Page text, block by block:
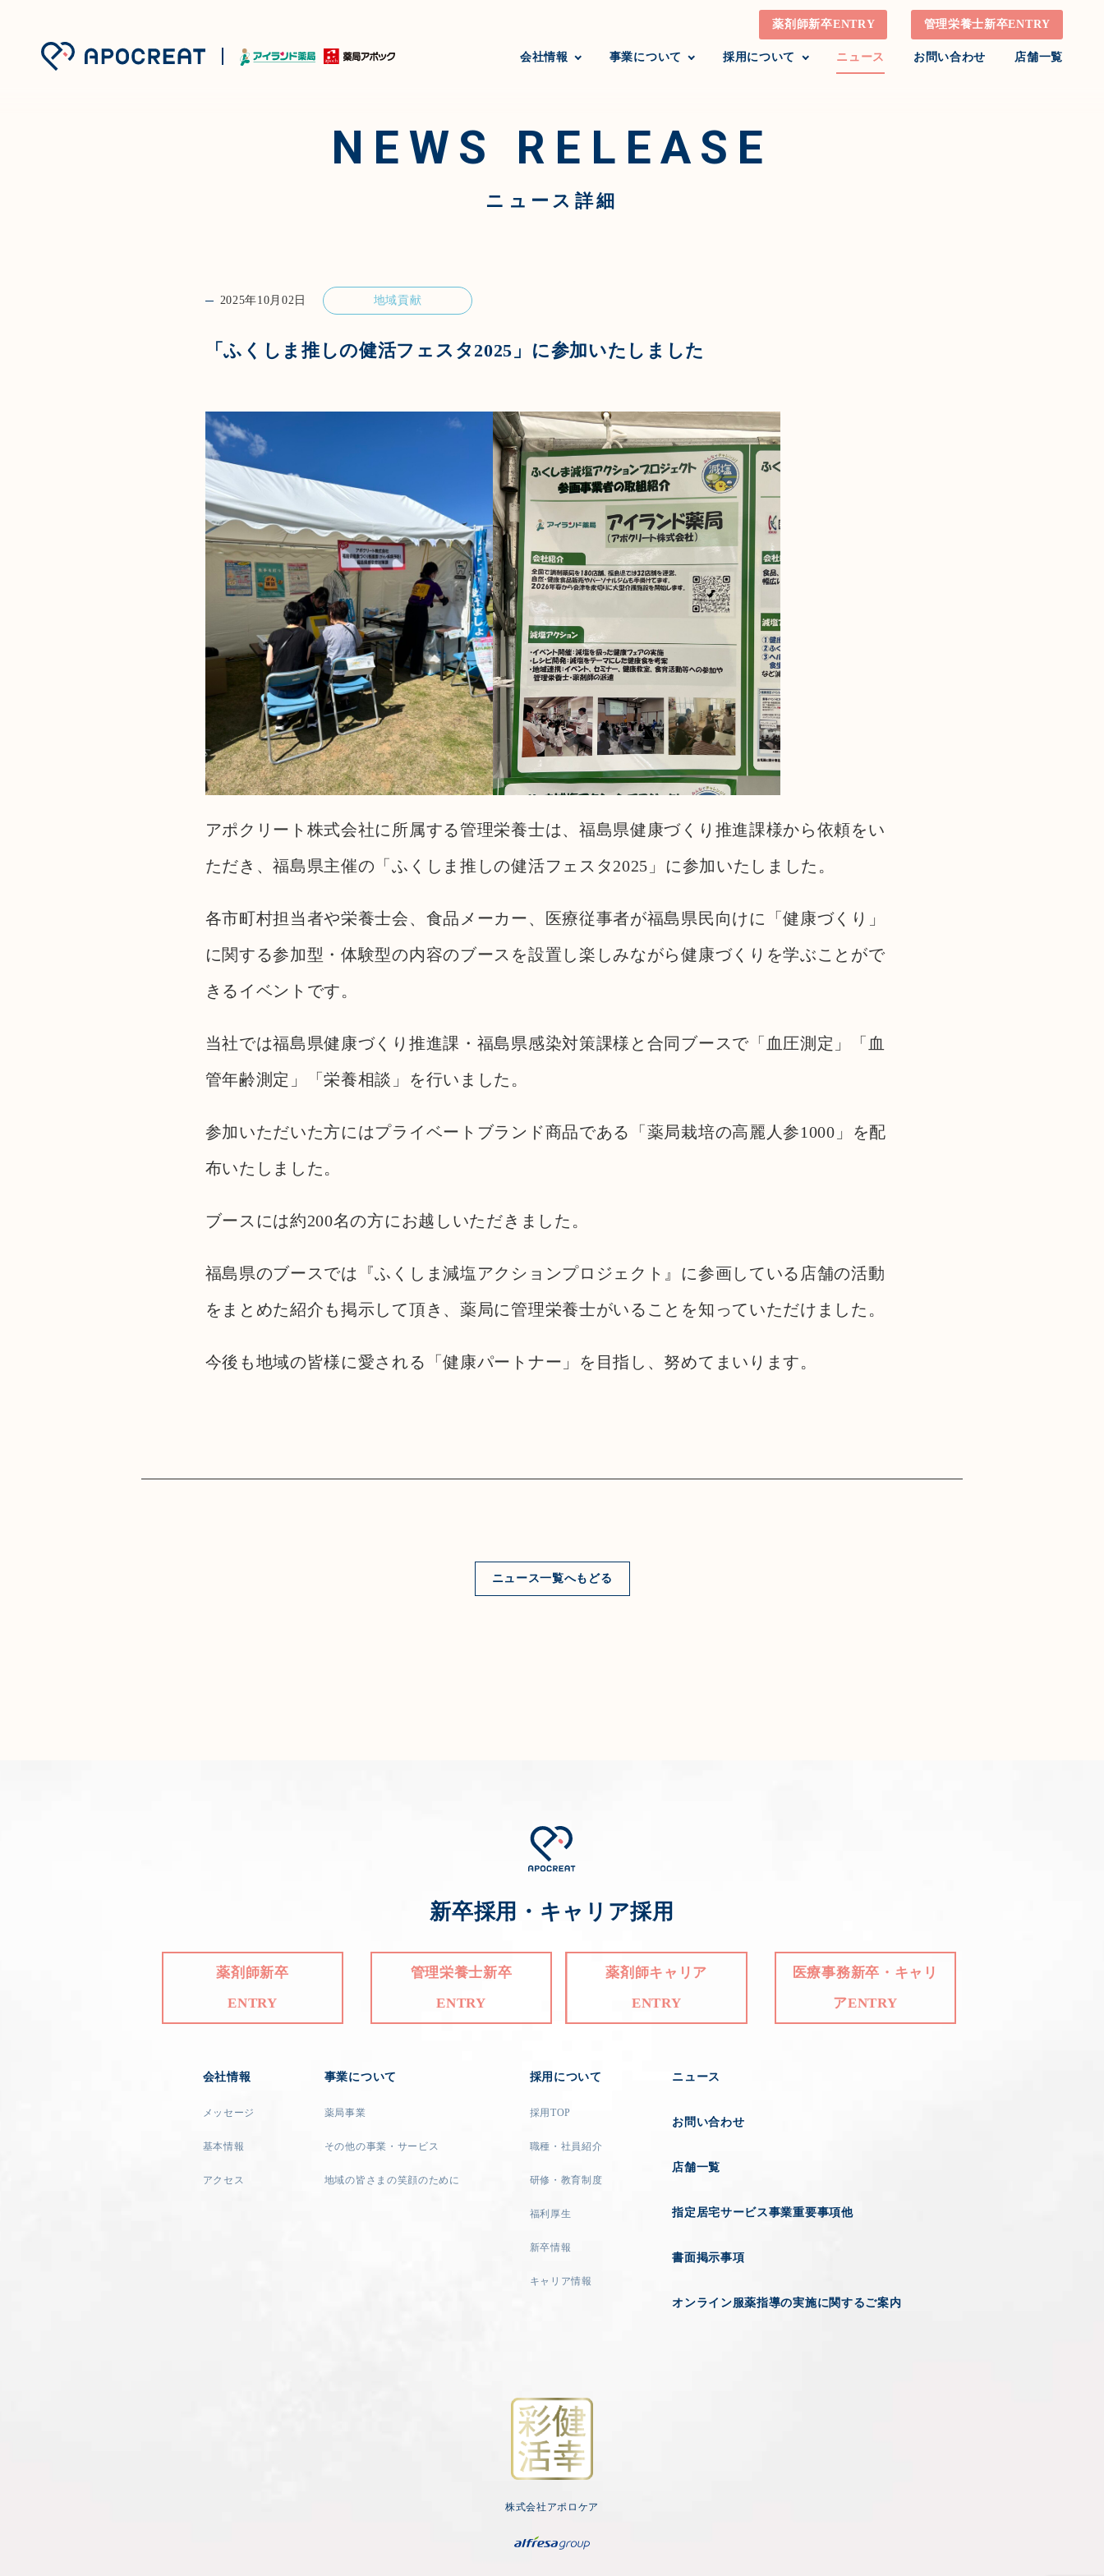
会社情報 事業について 採用について ニュース お問い合わせ 店舗一覧
薬剤師新卒ENTRY 管理栄養士新卒ENTRY
NEWS RELEASE
ニュース詳細
2025年10月02日 地域貢献
「ふくしま推しの健活フェスタ2025」に参加いたしました
アポクリート株式会社に所属する管理栄養士は、福島県健康づくり推進課様から依頼をい
ただき、福島県主催の「ふくしま推しの健活フェスタ2025」に参加いたしました。
各市町村担当者や栄養士会、食品メーカー、医療従事者が福島県民向けに「健康づくり」
に関する参加型・体験型の内容のブースを設置し楽しみながら健康づくりを学ぶことがで
きるイベントです。
当社では福島県健康づくり推進課・福島県感染対策課様と合同ブースで「血圧測定」「血
管年齢測定」「栄養相談」を行いました。
参加いただいた方にはプライベートブランド商品である「薬局栽培の高麗人参1000」を配
布いたしました。
ブースには約200名の方にお越しいただきました。
福島県のブースでは『ふくしま減塩アクションプロジェクト』に参画している店舗の活動
をまとめた紹介も掲示して頂き、薬局に管理栄養士がいることを知っていただけました。
今後も地域の皆様に愛される「健康パートナー」を目指し、努めてまいります。
ニュース一覧へもどる
新卒採用・キャリア採用
薬剤師新卒
ENTRY
管理栄養士新卒
ENTRY
薬剤師キャリア
ENTRY
医療事務新卒・キャリ
アENTRY
会社情報
メッセージ
基本情報
アクセス
事業について
薬局事業
その他の事業・サービス
地域の皆さまの笑顔のために
採用について
採用TOP
職種・社員紹介
研修・教育制度
福利厚生
新卒情報
キャリア情報
ニュース
お問い合わせ
店舗一覧
指定居宅サービス事業重要事項他
書面掲示事項
オンライン服薬指導の実施に関するご案内
株式会社アポロケア